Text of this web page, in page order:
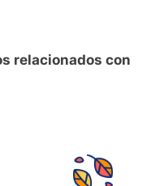
relacionados con